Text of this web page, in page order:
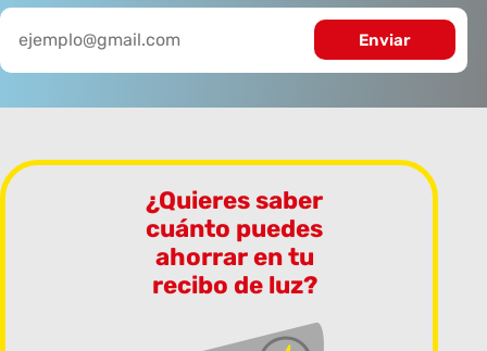
¿Quieres saber
cuánto puedes
ahorrar en tu
recibo de luz?